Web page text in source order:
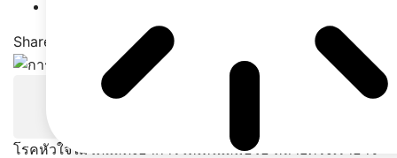
Share
ไปยังหัวข้อที่คุณสนใจ
โรคหัวใจไม่ได้แสดงอาการให้เห็นเสมอไป หลายครั้งเราอาจ